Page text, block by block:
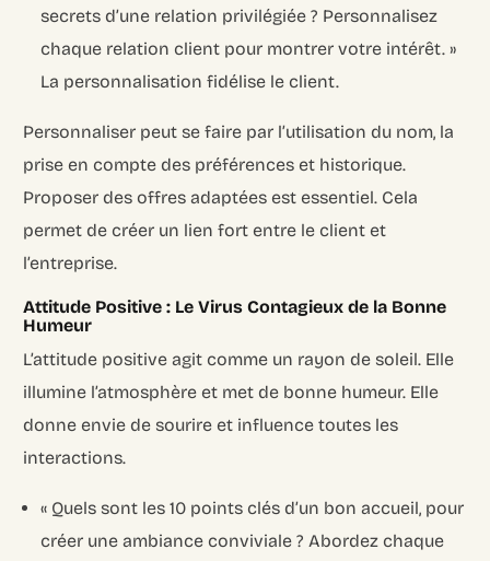
secrets d’une relation privilégiée ? Personnalisez
chaque relation client pour montrer votre intérêt. »
La personnalisation fidélise le client.
Personnaliser peut se faire par l’utilisation du nom, la
prise en compte des préférences et historique.
Proposer des offres adaptées est essentiel. Cela
permet de créer un lien fort entre le client et
l’entreprise.
Attitude Positive : Le Virus Contagieux de la Bonne
Humeur
L’attitude positive agit comme un rayon de soleil. Elle
illumine l’atmosphère et met de bonne humeur. Elle
donne envie de sourire et influence toutes les
interactions.
« Quels sont les 10 points clés d’un bon accueil, pour
créer une ambiance conviviale ? Abordez chaque